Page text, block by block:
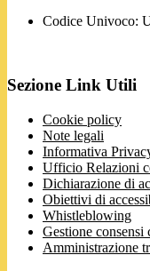
Codice Univoco:
Sezione Link Utili
Cookie policy
Note legali
Informativa
Ufficio Relazioni
Dichiarazione di
Obiettivi di
Whistleblowing
Gestione consensi
Amministrazione